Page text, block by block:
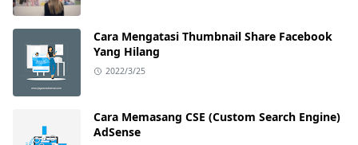
Cara Mengatasi Thumbnail Share Facebook
Yang Hilang
2022/3/25
Cara Memasang CSE (Custom Search Engine)
AdSense